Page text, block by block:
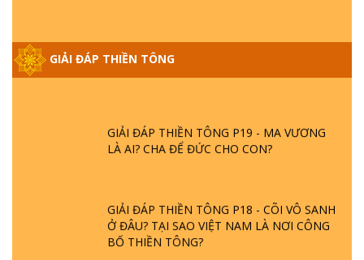
GIẢI ĐÁP THIỀN TÔNG
GIẢI ĐÁP THIỀN TÔNG ĐẶC BIỆT PHẦN 20
- BÁC NGUYỄN NHÂN LÀ AI? PHIỀN NÃO
DO ĐÂU MÀ CÓ?
GIẢI ĐÁP THIỀN TÔNG P19 - MA VƯƠNG
LÀ AI? CHA ĐỂ ĐỨC CHO CON?
GIẢI ĐÁP THIỀN TÔNG P18 - CÕI VÔ SANH
Ở ĐÂU? TẠI SAO VIỆT NAM LÀ NƠI CÔNG
BỐ THIỀN TÔNG?